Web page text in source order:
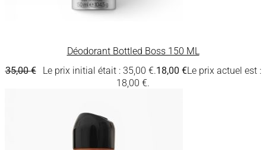
Déodorant Bottled Boss 150 ML
35,00€ Le prix initial était : 35,00 €.18,00 €Le prix actuel est :
18,00 €.